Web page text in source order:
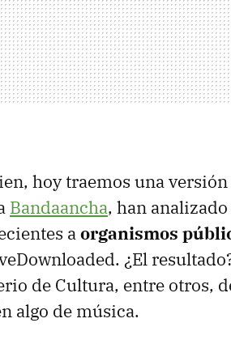
hoy traemos una
Bandaancha, han
aorganismos
¿El
de Cultura, entre otros,
algo de música.